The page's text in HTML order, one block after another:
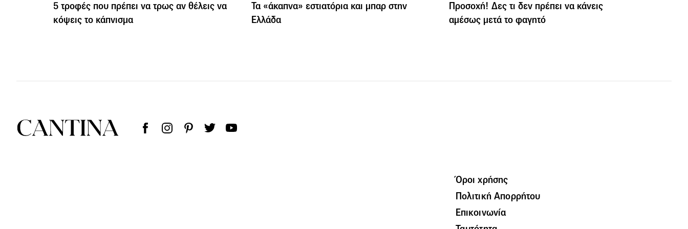
5 τροφές που πρέπει να τρως αν θέλεις να
κόψεις το κάπνισμα
Τα «άκαπνα» εστιατόρια και μπαρ στην
Ελλάδα
Προσοχή! Δες τι δεν πρέπει να κάνεις
αμέσως μετά το φαγητό
Όροι χρήσης
Πολιτική Απορρήτου
Επικοινωνία